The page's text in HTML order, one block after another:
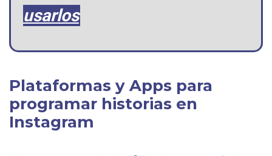
usarlos
Plataformas y Apps para
programar historias en
Instagram